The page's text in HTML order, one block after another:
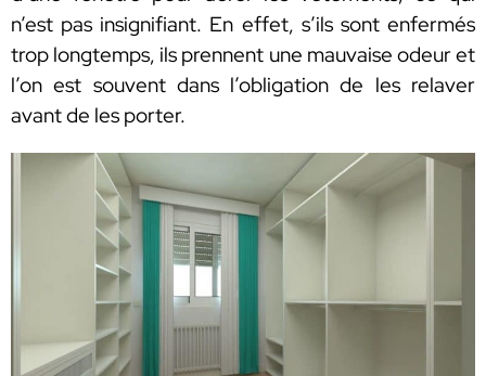
n’est pas insignifiant. En effet, s’ils sont enfermés
trop longtemps, ils prennent une mauvaise odeur et
l’on est souvent dans l’obligation de les relaver
avant de les porter.